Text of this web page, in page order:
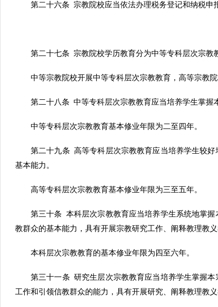
第二十六条 宗教院校应当依法办理税务登记和纳税申
第二十七条 宗教院校学历教育分为中等专科层次宗
中等宗教院校开展中等专科层次宗教教育，高等宗教
第二十八条 中等专科层次宗教教育应当培养学生掌
中等专科层次宗教教育基本修业年限为二至四年。
第二十九条 高等专科层次宗教教育应当培养学生较
基本能力。
高等专科层次宗教教育基本修业年限为三至五年。
第三十条 本科层次宗教教育应当培养学生系统地掌
教群众的基本能力，具有开展宗教研究工作、阐释教理教
本科层次宗教教育的基本修业年限为四至六年。
第三十一条 研究生层次宗教教育应当培养学生掌握
工作和引领信教群众的能力，具有开展研究、阐释教理教